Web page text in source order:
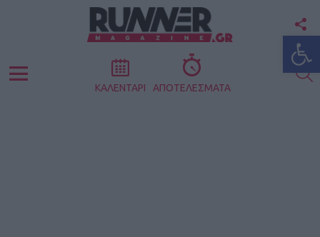
Menu ΚΑΛΕΝΤΑΡΙ ΑΠΟΤΕΛΕΣΜΑΤΑ